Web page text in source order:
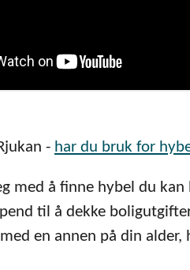
- har du bruk for
med å finne hybel du
til å dekke
en annen på din